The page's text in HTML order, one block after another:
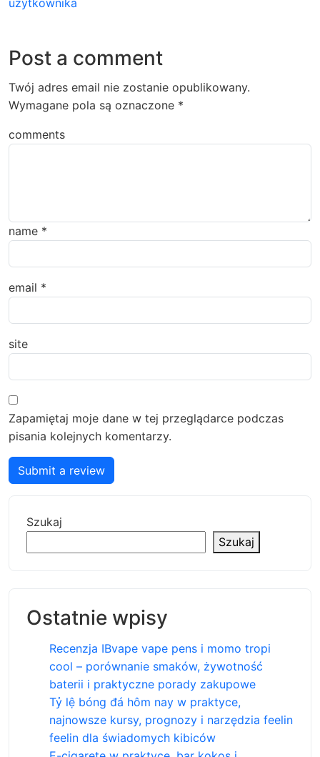
Post a comment
Twój adres email nie zostanie opublikowany.
Wymagane pola są oznaczone *
comments
name *
email *
site
Zapamiętaj moje dane w tej przeglądarce podczas
pisania kolejnych komentarzy.
Submit a review
Szukaj
Szukaj
Ostatnie wpisy
Recenzja IBvape vape pens i momo tropi
cool – porównanie smaków, żywotność
baterii i praktyczne porady zakupowe
Tỷ lệ bóng đá hôm nay w praktyce,
najnowsze kursy, prognozy i narzędzia feelin
feelin dla świadomych kibiców